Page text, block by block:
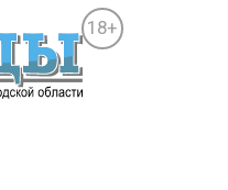
18+